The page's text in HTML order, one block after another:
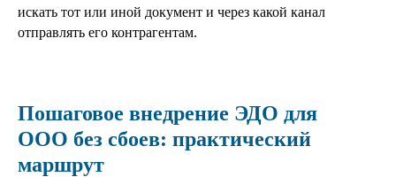
искать тот или иной документ и через какой канал
отправлять его контрагентам.
Пошаговое внедрение ЭДО для
ООО без сбоев: практический
маршрут